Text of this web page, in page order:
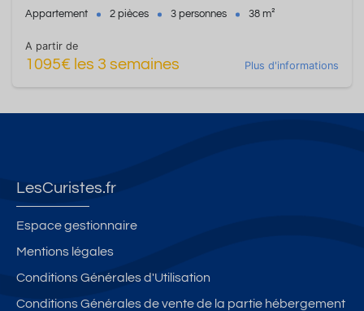
Appartement 2 pièces 3 personnes 38 m²
A partir de
1095€ les 3 semaines Plus d'informations
LesCuristes.fr
Espace gestionnaire
Mentions légales
Conditions Générales d'Utilisation
Conditions Générales de vente de la partie hébergement